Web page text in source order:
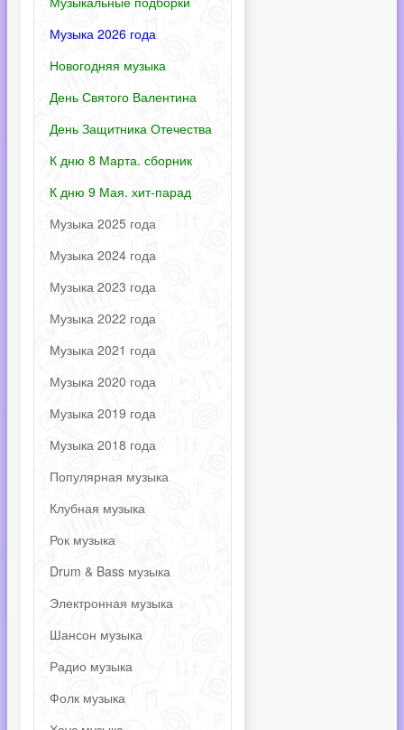
Музыка 2026 года
Новогодняя музыка
День Святого Валентина
День Защитника Отечества
К дню 8 Марта. сборник
К дню 9 Мая. хит-парад
Музыка 2025 года
Музыка 2024 года
Музыка 2023 года
Музыка 2022 года
Музыка 2021 года
Музыка 2020 года
Музыка 2019 года
Музыка 2018 года
Популярная музыка
Клубная музыка
Рок музыка
Drum & Bass музыка
Электронная музыка
Шансон музыка
Радио музыка
Фолк музыка